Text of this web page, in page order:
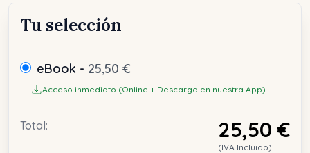
Tu selección
eBook - 25,50 €
Acceso inmediato (Online + Descarga en nuestra App)
Total: 25,50 €
(IVA Incluido)